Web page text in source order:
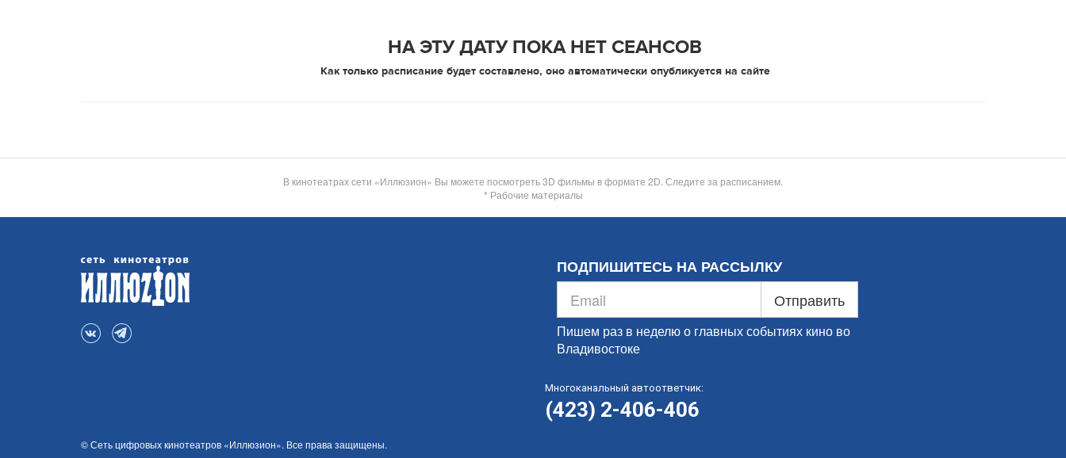
НА ЭТУ ДАТУ ПОКА НЕТ СЕАНСОВ
Как только расписание будет составлено, оно автоматически опубликуется на сайте
В кинотеатрах сети «Иллюзион» Вы можете посмотреть 3D фильмы в формате 2D. Следите за расписанием.
* Рабочие материалы
ПОДПИШИТЕСЬ НА РАССЫЛКУ
Отправить
Пишем раз в неделю о главных событиях кино во
Владивостоке
Многоканальный автоответчик:
(423) 2-406-406
© Сеть цифровых кинотеатров «Иллюзион». Все права защищены.